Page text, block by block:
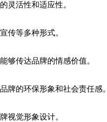
灵活性和适应性。
传等多种形式。
够传达品牌的情感价值。
牌的环保形象和社会责任感。
视觉形象设计。